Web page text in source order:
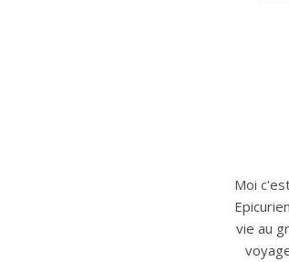
Moi
vie au